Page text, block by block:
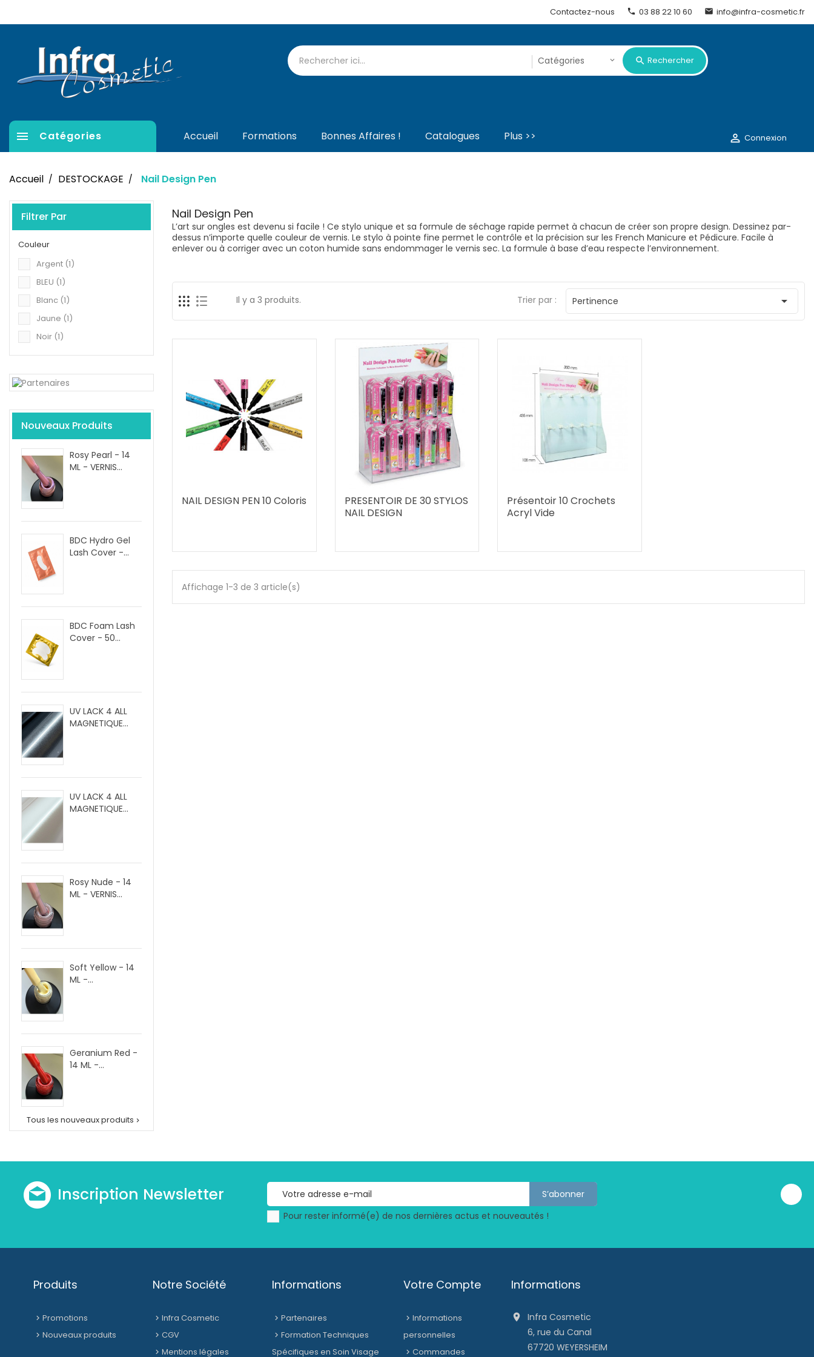
Contactez-nous  03 88 22 10 60  info@infra-cosmetic.fr
Rechercher
Catégories
 Accueil Formations Bonnes Affaires ! Catalogues Plus >>  Connexion
Accueil DESTOCKAGE Nail Design Pen
Filtrer Par
Couleur
Argent (1)
BLEU (1)
Blanc (1)
Jaune (1)
Noir (1)
Nouveaux Produits
Rosy Pearl - 14
ML - VERNIS...
BDC Hydro Gel
Lash Cover -...
BDC Foam Lash
Cover - 50...
UV LACK 4 ALL
MAGNETIQUE...
UV LACK 4 ALL
MAGNETIQUE...
Rosy Nude - 14
ML - VERNIS...
Soft Yellow - 14
ML -...
Geranium Red -
14 ML -...
Tous les nouveaux produits 
Nail Design Pen
L’art sur ongles est devenu si facile ! Ce stylo unique et sa formule de séchage rapide permet à chacun de créer son propre design. Dessinez par-
dessus n’importe quelle couleur de vernis. Le stylo à pointe fine permet le contrôle et la précision sur les French Manicure et Pédicure. Facile à
enlever ou à corriger avec un coton humide sans endommager le vernis sec. La formule à base d’eau respecte l’environnement.
Il y a 3 produits. Trier par : Pertinence 
NAIL DESIGN PEN 10 Coloris
PRESENTOIR DE 30 STYLOS
NAIL DESIGN
Présentoir 10 Crochets
Acryl Vide
Affichage 1-3 de 3 article(s)
Inscription Newsletter
Pour rester informé(e) de nos dernières actus et nouveautés !
Produits
Promotions
Nouveaux produits
Notre Société
Infra Cosmetic
CGV
Mentions légales
Informations
Partenaires
Formation Techniques
Spécifiques en Soin Visage
Votre Compte
Informations
personnelles
Commandes
Informations

Infra Cosmetic
6, rue du Canal
67720 WEYERSHEIM